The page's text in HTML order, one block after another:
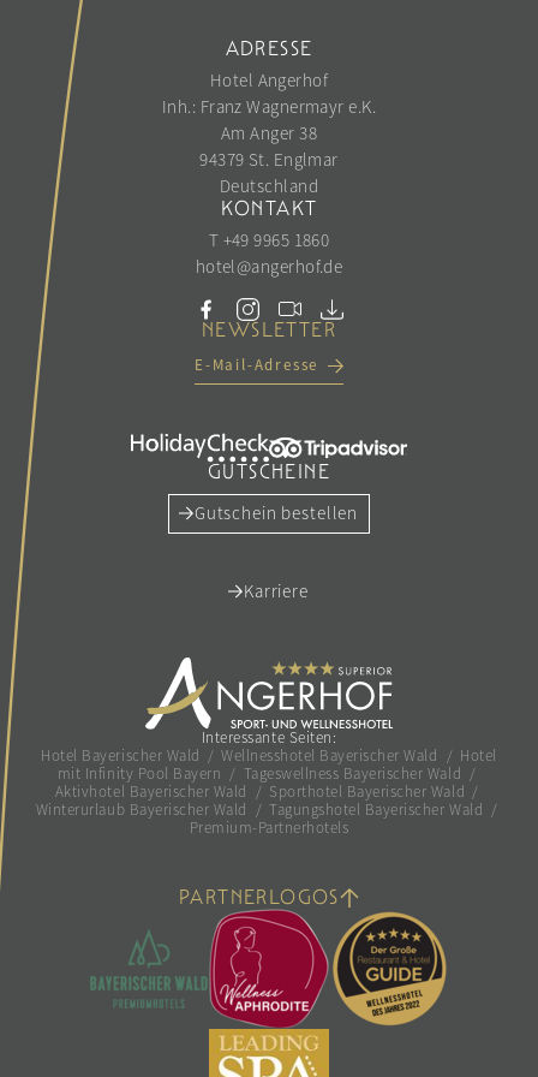
ADRESSE
Hotel Angerhof
Inh.: Franz Wagnermayr e.K.
Am Anger 38
94379 St. Englmar
Deutschland
KONTAKT
T +49 9965 1860
hotel@angerhof.de
NEWSLETTER
E-Mail-Adresse
GUTSCHEINE
Gutschein bestellen
Karriere
Interessante Seiten:
Hotel Bayerischer Wald
/ Wellnesshotel Bayerischer Wald / Hotel
mit Infinity Pool Bayern / Tageswellness Bayerischer Wald
/
Aktivhotel Bayerischer Wald
/ Sporthotel Bayerischer Wald /
Winterurlaub Bayerischer Wald
/ Tagungshotel Bayerischer Wald
/
Premium-Partnerhotels
PARTNERLOGOS